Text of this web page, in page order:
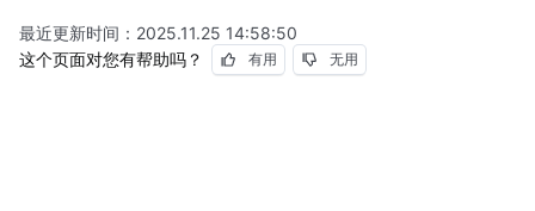
最近更新时间： 2025.11.25 14:58:50
这个页面对您有帮助吗？
有用 无用